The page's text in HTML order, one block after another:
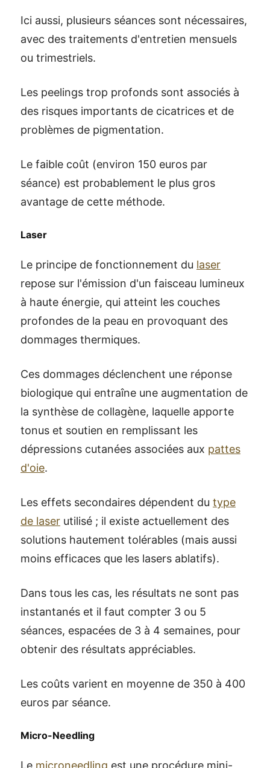
Ici aussi, plusieurs séances sont nécessaires,
avec des traitements d'entretien mensuels
ou trimestriels.
Les peelings trop profonds sont associés à
des risques importants de cicatrices et de
problèmes de pigmentation.
Le faible coût (environ 150 euros par
séance) est probablement le plus gros
avantage de cette méthode.
Laser
Le principe de fonctionnement du laser
repose sur l'émission d'un faisceau lumineux
à haute énergie, qui atteint les couches
profondes de la peau en provoquant des
dommages thermiques.
Ces dommages déclenchent une réponse
biologique qui entraîne une augmentation de
la synthèse de collagène, laquelle apporte
tonus et soutien en remplissant les
dépressions cutanées associées aux pattes
d'oie.
Les effets secondaires dépendent du type
de laser utilisé ; il existe actuellement des
solutions hautement tolérables (mais aussi
moins efficaces que les lasers ablatifs).
Dans tous les cas, les résultats ne sont pas
instantanés et il faut compter 3 ou 5
séances, espacées de 3 à 4 semaines, pour
obtenir des résultats appréciables.
Les coûts varient en moyenne de 350 à 400
euros par séance.
Micro-Needling
Le microneedling est une procédure mini-